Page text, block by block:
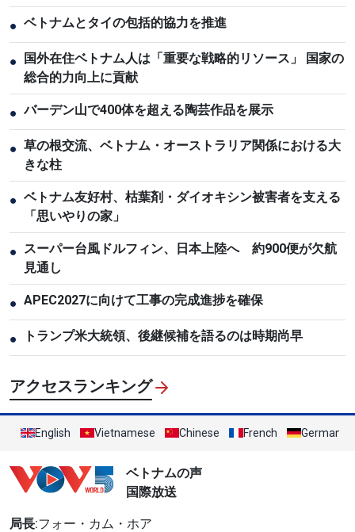
● ベトナムとタイの包括的協力を推進
●
国外在住ベトナム人は「重要な戦略的リソース」 国家の
総合的力向上に貢献
● バーデン山で400体を超える陶芸作品を展示
● 草の根交流、ベトナム・オーストラリア関係における大
きな柱
● ベトナム友好村、枯葉剤・ダイオキシン被害者を支える
「思いやりの家」
●
スーパー台風ドルフィン、日本上陸へ 約900便が欠航
見通し
● APEC2027に向けて工事の完成進捗を確保
● トランプ米大統領、後継候補を語るのは時期尚早
アクセスランキング
English Vietnamese Chinese French German
ベトナムの声
国際放送
局長:フォー・カム・ホア